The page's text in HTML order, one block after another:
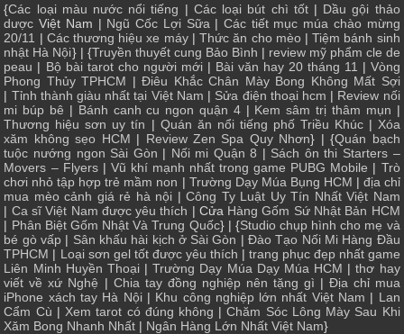
{Các loại màu nước nổi tiếng | Các loại bút chì tốt| Dầu gội thảo
dược Việt Nam | Ngũ Cốc Lợi Sữa | Các tiết mục múa chào mừng
20/11 | Các thương hiệu xe máy|Thức ăn cho mèo|Tiệm bánh sinh
nhật Hà Nội} | {Truyền thuyết cung Bảo Bình | review mỹ phẩm cle de
peau | Bộ bài tarot cho người mới| Bài văn hay 20 tháng 11 | Vòng
Phong Thủy TPHCM |Điêu Khắc Chân Mày Bong Không Mất Sợi
| Tỉnh thành giàu nhất tại Việt Nam | Sửa điện thoại hcm | Review nối
mi búp bê | Bánh canh cu ngon quận 4| Kem sâm trị thâm mụn |
Thương hiệu sơn uy tín | Quán ăn nổi tiếng phố Triều Khúc| Xóa
xăm không sẹo HCM | Review Zen Spa Quy Nhơn} | {Quán bạch
tuộc nướng ngon Sài Gòn | Nối mi Quận 8 | Sách ôn thi Starters –
Movers – Flyers| Vũ khí mạnh nhất trong game PUBG Mobile | Trò
chơi nhỏ tập hợp trẻ mầm non | Trường Dạy Múa Bụng HCM | địa chỉ
mua mèo cảnh giá rẻ hà nội |Công Ty Luật Uy Tín Nhất Việt Nam
| Ca sĩ Việt Nam được yêu thích | Cửa Hàng Gốm Sứ Nhật Bản HCM
| Phân Biệt Gốm Nhật Và Trung Quốc} | {Studio chụp hình cho mẹ và
bé gò vấp | Sân khấu hài kịch ở Sài Gòn |Đào Tạo Nối Mi Hàng Đầu
TPHCM | Loại sơn gel tốt được yêu thích | trang phục đẹp nhất game
Liên Minh Huyền Thoại|Trường Dạy Múa Dạy Múa HCM |thơ hay
viết về xứ Nghệ | Chia tay đồng nghiệp nên tặng gì | Địa chỉ mua
iPhone xách tay Hà Nội| Khu công nghiệp lớn nhất Việt Nam | Lan
Cẩm Cù | Xem tarot có đúng không |Chăm Sóc Lông Mày Sau Khi
Xăm Bong Nhanh Nhất | Ngân Hàng Lớn Nhất Việt Nam}